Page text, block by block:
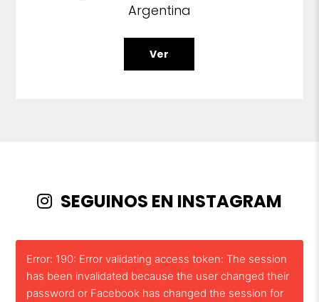
Argentina
Ver
SEGUINOS EN INSTAGRAM
Error: 190: Error validating access token: The session
has been invalidated because the user changed their
password or Facebook has changed the session for